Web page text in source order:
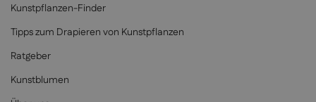
Kunstpflanzen-Finder
Tipps zum Drapieren von Kunstpflanzen
Ratgeber
Kunstblumen